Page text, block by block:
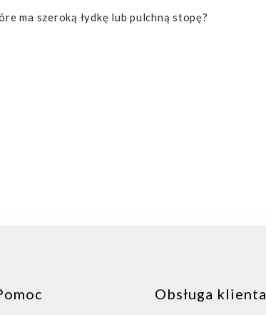
ma szeroką łydkę lub pulchną stopę?
Obsługa klienta